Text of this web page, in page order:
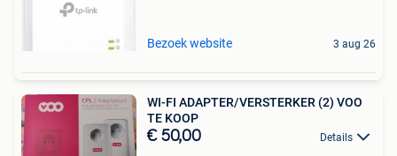
Bezoek website 3 aug 26
WI-FI ADAPTER/VERSTERKER (2) VOO
TE KOOP
€ 50,00 Details